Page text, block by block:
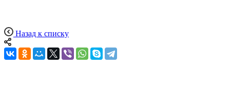
Назад к списку